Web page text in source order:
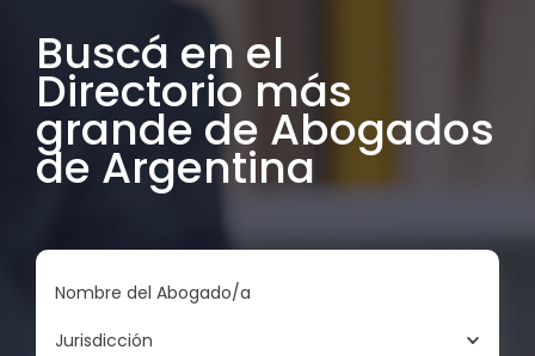
Buscá en el
Directorio más
grande de Abogados
de Argentina
Nombre del Abogado/a
Jurisdicción